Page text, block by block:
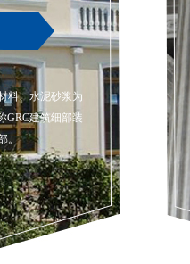
料、水泥砂浆为
GRC建筑细部装
。